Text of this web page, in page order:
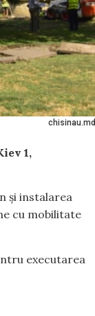
chisinau.md
1,
și instalarea
cu mobilitate
executarea